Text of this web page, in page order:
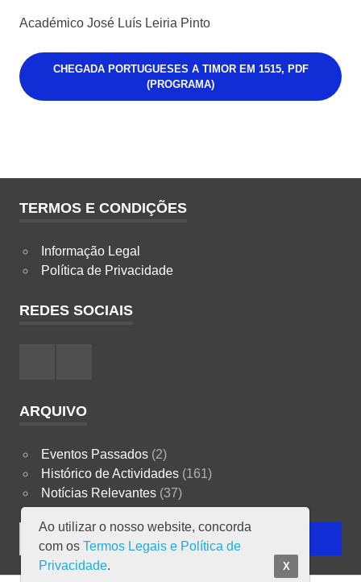
Académico José Luís Leiria Pinto
CHEGADA PORTUGUESES A TIMOR EM 1515, PDF
(PROGRAMA)
TERMOS E CONDIÇÕES
Informação Legal
Política de Privacidade
REDES SOCIAIS
ARQUIVO
Eventos Passados(2)
Histórico de Actividades(161)
Notícias Relevantes(37)
Search
Ao utilizar o nosso website, concorda
com os Termos Legais e Política de
Privacidade. X